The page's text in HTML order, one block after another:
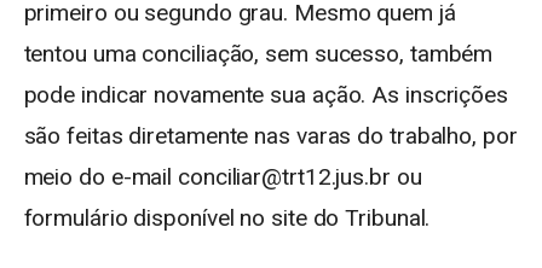
primeiro ou segundo grau. Mesmo quem já
tentou uma conciliação, sem sucesso, também
pode indicar novamente sua ação. As inscrições
são feitas diretamente nas varas do trabalho, por
meio do e-mail conciliar@trt12.jus.br ou
formulário disponível no site do Tribunal.